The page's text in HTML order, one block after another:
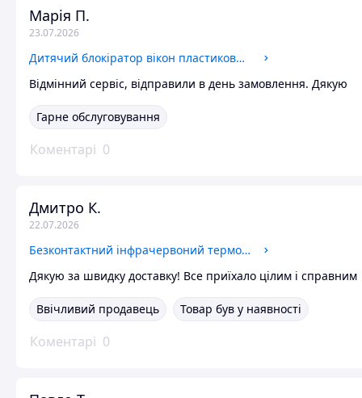
Марія П.
23.07.2026
Дитячий блокіратор вікон пластиковий 15 см 200 см сірий для безпеки дітей
Відмінний сервіс, відправили в день замовлення. Дякую
Гарне обслуговування
Коментарі 0
Дмитро К.
22.07.2026
Безконтактний інфрачервоний термометр DT-8826 з точністю вимірювання 0 1 °C для вимірювання температури на лобі
Дякую за швидку доставку! Все приїхало цілим і справним
Ввічливий продавець Товар був у наявності
Коментарі 0